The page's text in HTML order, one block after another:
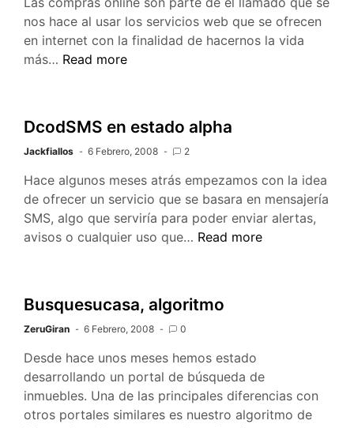
nos hace al usar los servicios web que se ofrecen
en internet con la finalidad de hacernos la vida
más… Que
las
compras
online
Read more
DcodSMS en estado alpha
Jackfiallos 6 Febrero, 2008 2
Hace algunos meses atrás empezamos con la idea
de ofrecer un servicio que se basara en mensajería
SMS, algo que serviría para poder enviar alertas,
avisos o cualquier uso que… DcodSMS
Read more
Busquesucasa, algoritmo
ZeruGiran 6 Febrero, 2008 0
Desde hace unos meses hemos estado
desarrollando un portal de búsqueda de
inmuebles. Una de las principales diferencias con
otros portales similares es nuestro algoritmo de